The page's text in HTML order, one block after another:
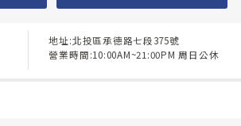
地址:北投區承德路七段375號
營業時間:10:00AM~21:00PM 周日公休